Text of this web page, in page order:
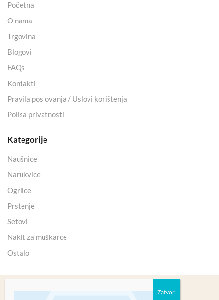
Početna
O nama
Trgovina
Blogovi
FAQs
Kontakti
Pravila poslovanja / Uslovi korištenja
Polisa privatnosti
Kategorije
Naušnice
Narukvice
Ogrlice
Prstenje
Setovi
Nakit za muškarce
Ostalo